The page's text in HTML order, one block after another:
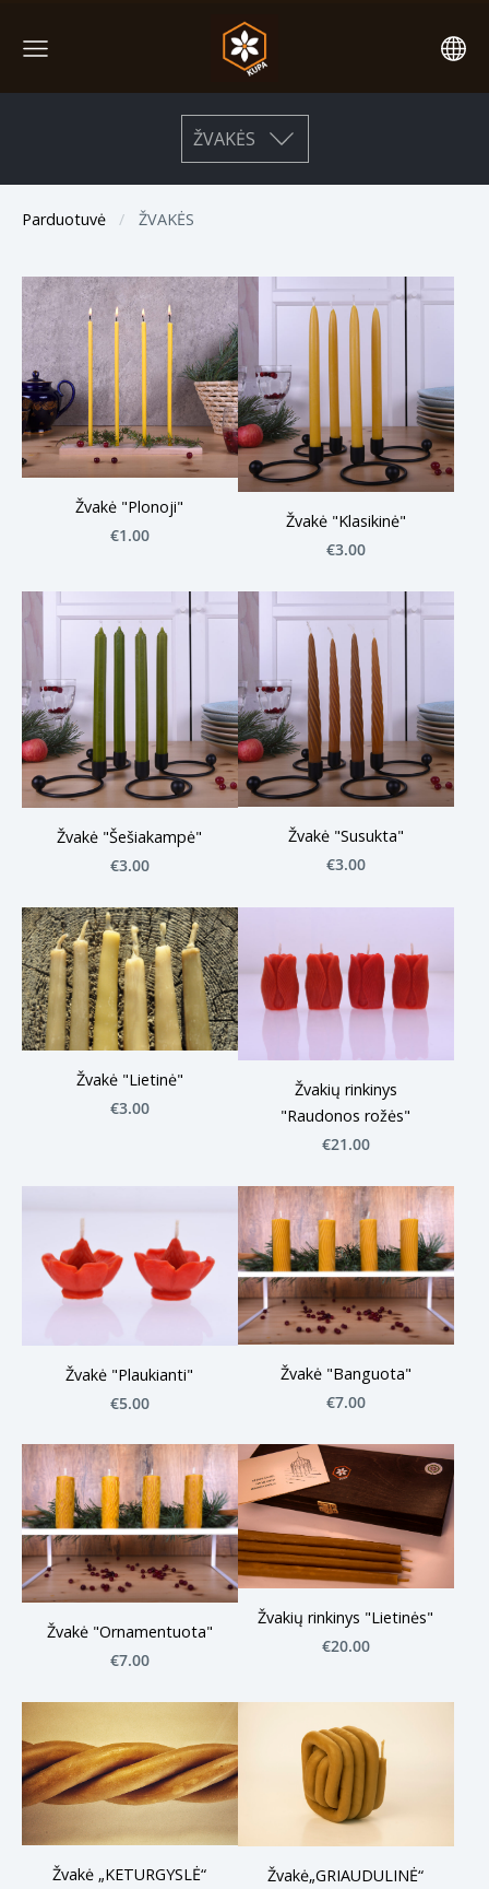
ŽVAKĖS
Parduotuvė ŽVAKĖS
Žvakė "Plonoji"
€1.00
Žvakė "Klasikinė"
€3.00
Žvakė "Šešiakampė"
€3.00
Žvakė "Susukta"
€3.00
Žvakė "Lietinė"
€3.00
Žvakių rinkinys
"Raudonos rožės"
€21.00
Žvakė "Plaukianti"
€5.00
Žvakė "Banguota"
€7.00
Žvakė "Ornamentuota"
€7.00
Žvakių rinkinys "Lietinės"
€20.00
Žvakė „KETURGYSLĖ“
Žvakė„GRIAUDULINĖ“